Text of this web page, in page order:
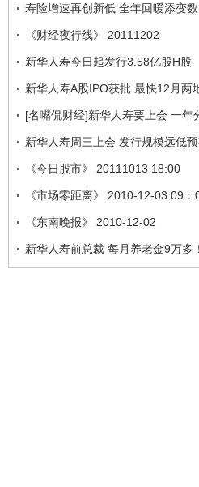
寿险增速再创新低 全年回暖添变数
《财经夜行线》 20111202
新华人寿今日起发行3.58亿股H股
新华人寿A股IPO获批 最快12月两
[名嘴侃财经]新华人寿要上会 一年
新华人寿周三上会 发行规模远低
《今日股市》 20111013 18:00
《市场零距离》 2010-12-03 09：
《东南晚报》 2010-12-02
新华人寿前总裁 每月养老金9万多！